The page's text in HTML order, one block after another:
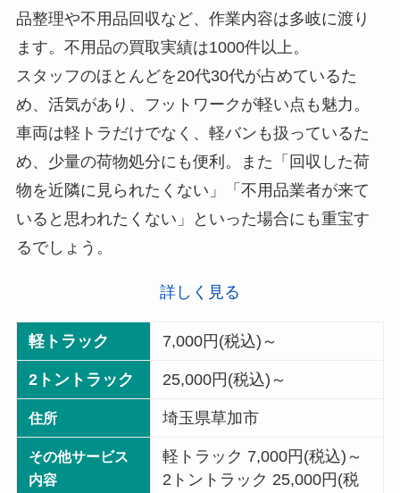
品整理や不用品回収など、作業内容は多岐に渡り
ます。不用品の買取実績は1000件以上。
スタッフのほとんどを20代30代が占めているた
め、活気があり、フットワークが軽い点も魅力。
車両は軽トラだけでなく、軽バンも扱っているた
め、少量の荷物処分にも便利。また「回収した荷
物を近隣に見られたくない」「不用品業者が来て
いると思われたくない」といった場合にも重宝す
るでしょう。
詳しく見る
軽トラック 7,000円(税込)～
2トントラック 25,000円(税込)～
住所 埼玉県草加市
その他サービス
内容
軽トラック 7,000円(税込)～
2トントラック 25,000円(税